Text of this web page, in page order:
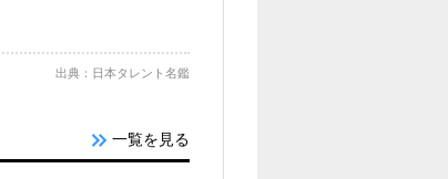
出典：日本タレント名鑑
一覧を見る